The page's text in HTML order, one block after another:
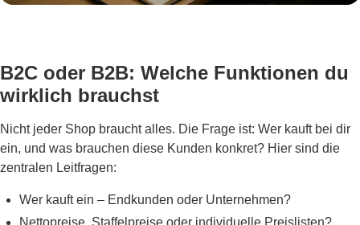
B2C oder B2B: Welche Funktionen du
wirklich brauchst
Nicht jeder Shop braucht alles. Die Frage ist: Wer kauft bei dir
ein, und was brauchen diese Kunden konkret? Hier sind die
zentralen Leitfragen:
Wer kauft ein – Endkunden oder Unternehmen?